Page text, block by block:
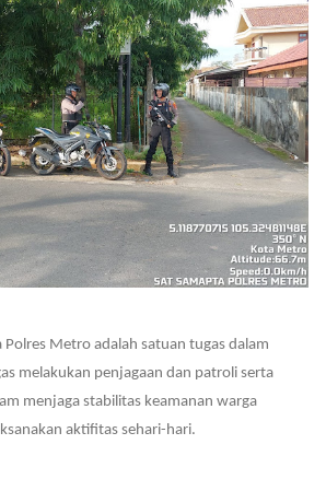
Polres Metro adalah satuan tugas dalam
melakukan penjagaan dan patroli serta
menjaga stabilitas keamanan warga
aktifitas sehari-hari.